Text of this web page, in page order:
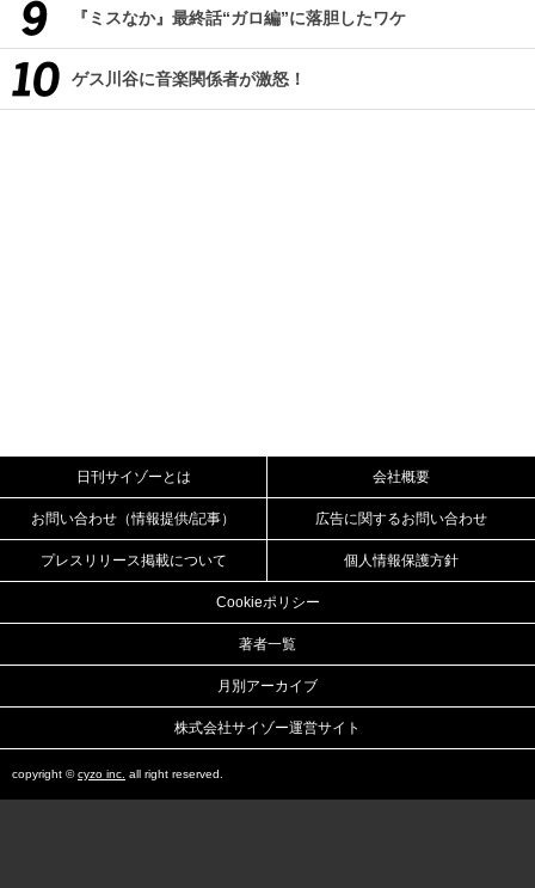
『ミスなか』最終話“ガロ編”に落胆したワケ
ゲス川谷に音楽関係者が激怒！
日刊サイゾーとは 会社概要
お問い合わせ（情報提供/記事） 広告に関するお問い合わせ
プレスリリース掲載について 個人情報保護方針
Cookieポリシー
著者一覧
月別アーカイブ
株式会社サイゾー運営サイト
copyright ©cyzo inc. all right reserved.